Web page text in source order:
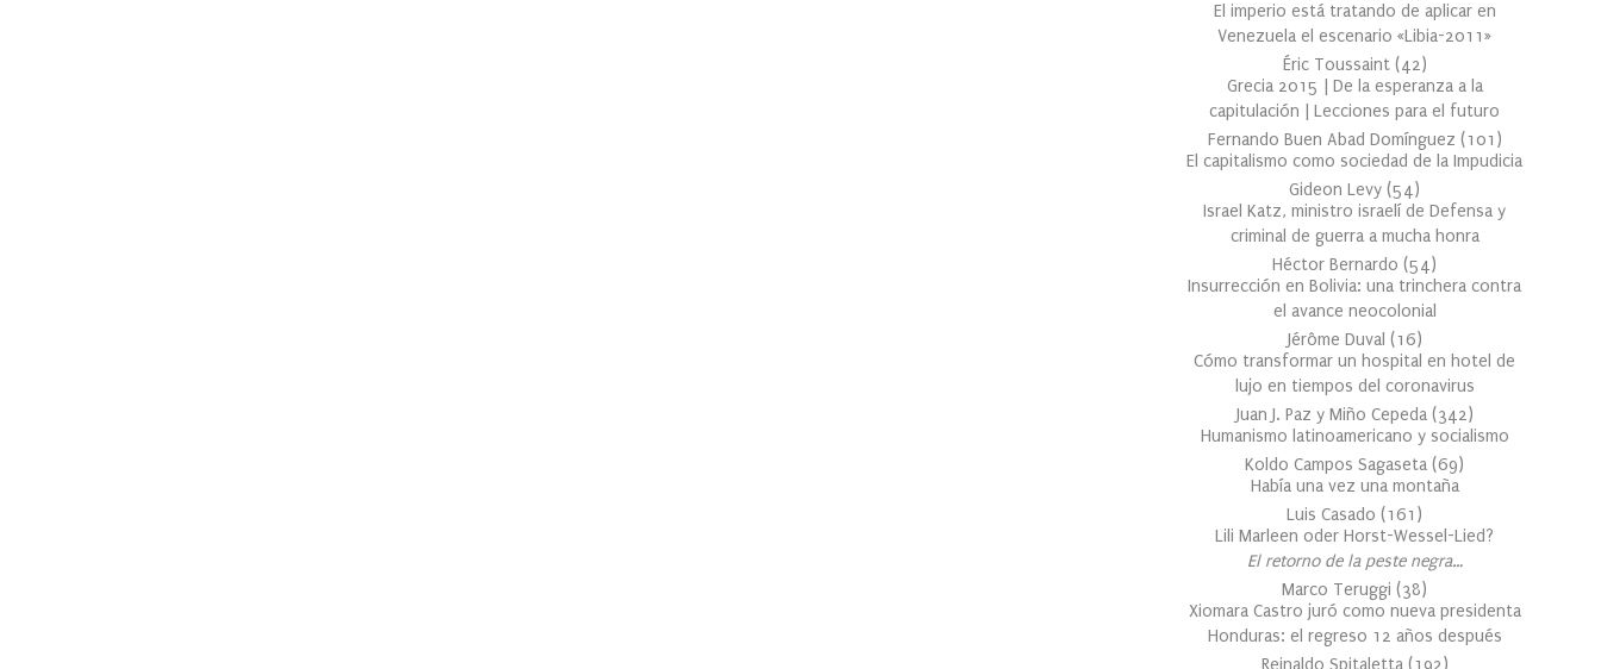
El imperio está tratando de aplicar en
Venezuela el escenario «Libia-2011»
Éric Toussaint (42)
Grecia 2015 | De la esperanza a la
capitulación | Lecciones para el futuro
Fernando Buen Abad Domínguez (101 )
El capitalismo como sociedad de la Impudicia
Gideon Levy (54)
Israel Katz, ministro israelí de Defensa y
criminal de guerra a mucha honra
Héctor Bernardo (54)
Insurrección en Bolivia: una trinchera contra
el avance neocolonial
Jérôme Duval (16)
Cómo transformar un hospital en hotel de
lujo en tiempos del coronavirus
Juan J. Paz y Miño Cepeda (342)
Humanismo latinoamericano y socialismo
Koldo Campos Sagaseta (69)
Había una vez una montaña
Luis Casado (161 )
Lili Marleen oder Horst-Wessel-Lied?
El retorno de la peste negra…
Marco Teruggi (38)
Xiomara Castro juró como nueva presidenta
Honduras: el regreso 12 años después